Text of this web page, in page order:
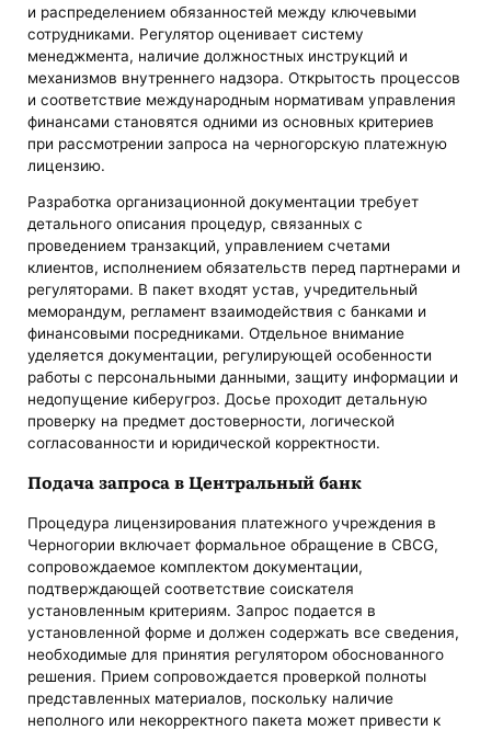
и распределением обязанностей между ключевыми
сотрудниками. Регулятор оценивает систему
менеджмента, наличие должностных инструкций и
механизмов внутреннего надзора. Открытость процессов
и соответствие международным нормативам управления
финансами становятся одними из основных критериев
при рассмотрении запроса на черногорскую платежную
лицензию.
Разработка организационной документации требует
детального описания процедур, связанных с
проведением транзакций, управлением счетами
клиентов, исполнением обязательств перед партнерами и
регуляторами. В пакет входят устав, учредительный
меморандум, регламент взаимодействия с банками и
финансовыми посредниками. Отдельное внимание
уделяется документации, регулирующей особенности
работы с персональными данными, защиту информации и
недопущение киберугроз. Досье проходит детальную
проверку на предмет достоверности, логической
согласованности и юридической корректности.
Подача запроса в Центральный банк
Процедура лицензирования платежного учреждения в
Черногории включает формальное обращение в CBCG,
сопровождаемое комплектом документации,
подтверждающей соответствие соискателя
установленным критериям. Запрос подается в
установленной форме и должен содержать все сведения,
необходимые для принятия регулятором обоснованного
решения. Прием сопровождается проверкой полноты
представленных материалов, поскольку наличие
неполного или некорректного пакета может привести к